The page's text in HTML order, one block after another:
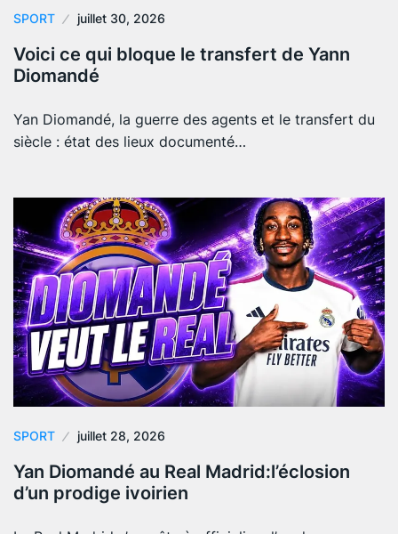
SPORT juillet 30, 2026
Voici ce qui bloque le transfert de Yann
Diomandé
Yan Diomandé, la guerre des agents et le transfert du
siècle : état des lieux documenté…
SPORT juillet 28, 2026
Yan Diomandé au Real Madrid:l’éclosion
d’un prodige ivoirien